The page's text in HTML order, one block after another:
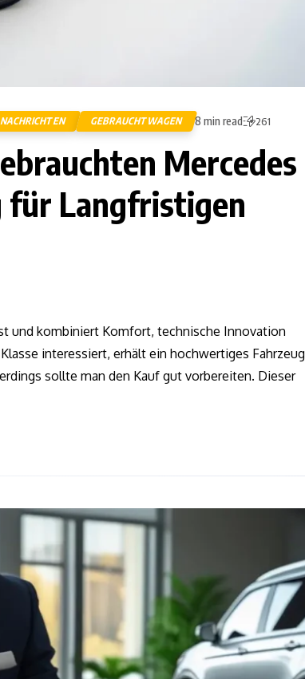
GEBRAUCHTWAGEN 8 min read 261
Mercedes
für Langfristigen
und kombiniert Komfort, technische Innovation
interessiert, erhält ein hochwertiges Fahrzeug
sollte man den Kauf gut vorbereiten. Dieser